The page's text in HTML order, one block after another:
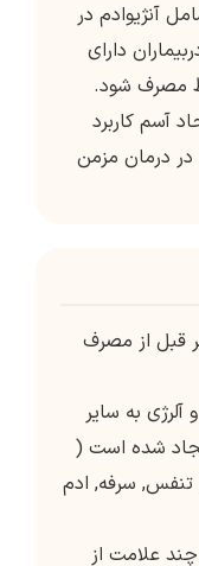
آنژیوادم در
دارای
مصرف شود.
آسم کاربرد
در درمان مزمن
قبل از مصرف
آلرژی به سایر
شده است (
سرفه, ادم
علامت از